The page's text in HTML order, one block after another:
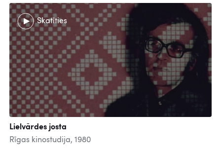
Skatīties
Lielvārdes josta
Rīgas kinostudija, 1980